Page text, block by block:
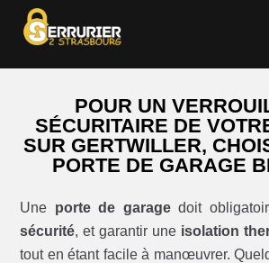
POUR UN
SÉCURITAIRE DE
SUR GERTWILLER,
PORTE DE GARAGE
Une porte de garagedoit
sécurité, et garantir une isolation
tout en étant facile à manœuvrer.